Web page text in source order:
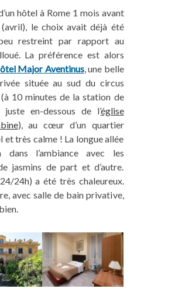
hôtel à Rome 1 mois avant
le choix avait déjà été
restreint par rapport au
La préférence est alors
Major Aventinus, une belle
située au sud du circus
10 minutes de la station de
en-dessous de l’église
), au cœur d’un quartier
et très calme ! La longue allée
dans l’ambiance avec les
jasmins de part et d’autre.
24h) a été très chaleureux.
avec salle de bain privative,